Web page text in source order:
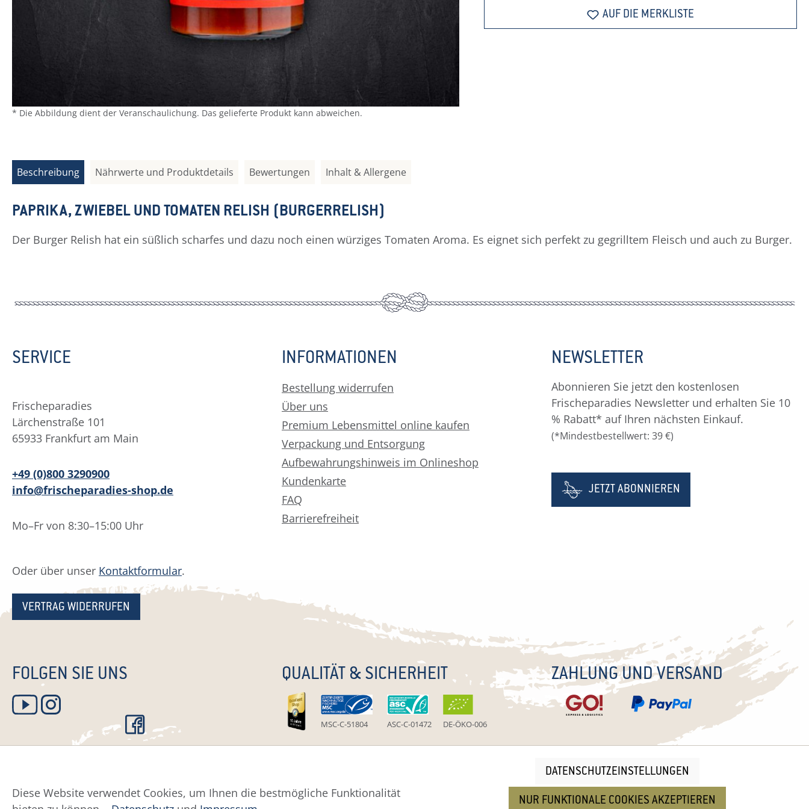
* Die Abbildung dient der Veranschaulichung. Das gelieferte Produkt kann abweichen.
AUF DIE MERKLISTE
Beschreibung Nährwerte und Produktdetails Bewertungen Inhalt & Allergene
PAPRIKA, ZWIEBEL UND TOMATEN RELISH (BURGERRELISH)
Der Burger Relish hat ein süßlich scharfes und dazu noch einen würziges Tomaten Aroma. Es eignet sich perfekt zu gegrilltem Fleisch und auch zu Burger.
SERVICE
Frischeparadies
Lärchenstraße 101
65933 Frankfurt am Main
+49 (0)800 3290900
info@frischeparadies-shop.de
Mo–Fr von 8:30–15:00 Uhr
Oder über unser Kontaktformular.
VERTRAG WIDERRUFEN
INFORMATIONEN
Bestellung widerrufen
Über uns
Premium Lebensmittel online kaufen
Verpackung und Entsorgung
Aufbewahrungshinweis im Onlineshop
Kundenkarte
FAQ
Barrierefreiheit
NEWSLETTER
Abonnieren Sie jetzt den kostenlosen
Frischeparadies Newsletter und erhalten Sie 10
% Rabatt* auf Ihren nächsten Einkauf.
(*Mindestbestellwert: 39 €)
JETZT ABONNIEREN
FOLGEN SIE UNS QUALITÄT & SICHERHEIT
MSC-C-51804 ASC-C-01472 DE-ÖKO-006
ZAHLUNG UND VERSAND
Datenschutz Impressum Widerruf Widerrufsformular Versand Cookie Einstellungen
Diese Website verwendet Cookies, um Ihnen die bestmögliche Funktionalität
DATENSCHUTZEINSTELLUNGEN
NUR FUNKTIONALE COOKIES AKZEPTIEREN